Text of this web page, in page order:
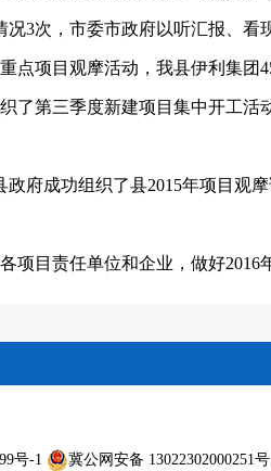
3次，市委市政府以听汇报、看
点项目观摩活动，我县伊利集团
了第三季度新建项目集中开工活
政府成功组织了县2015年项目观
项目责任单位和企业，做好2016
号-1 冀公网安备 13022302000251号